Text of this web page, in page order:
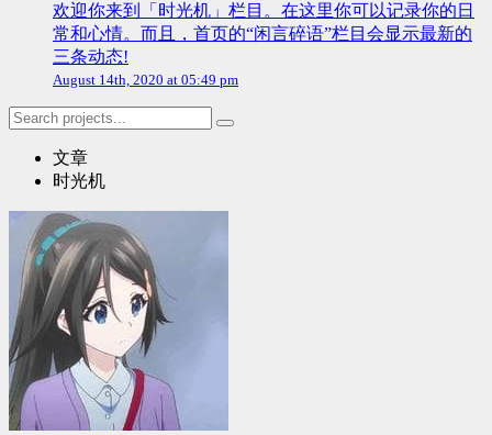
欢迎你来到「时光机」栏目。在这里你可以记录你的日
常和心情。而且，首页的“闲言碎语”栏目会显示最新的
三条动态!
August 14th, 2020 at 05:49 pm
文章
时光机